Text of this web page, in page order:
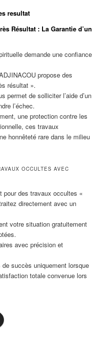
resultat
Résultat : La Garantie d’un
demande une confiance
propose des
résultat ».
permet de solliciter l’aide d’un
l’échec.
une protection contre les
ces travaux
honnêteté rare dans le milieu
OCCULTES AVEC
pour des travaux occultes «
directement avec un
votre situation gratuitement
avec précision et
succès uniquement lorsque
totale convenue lors